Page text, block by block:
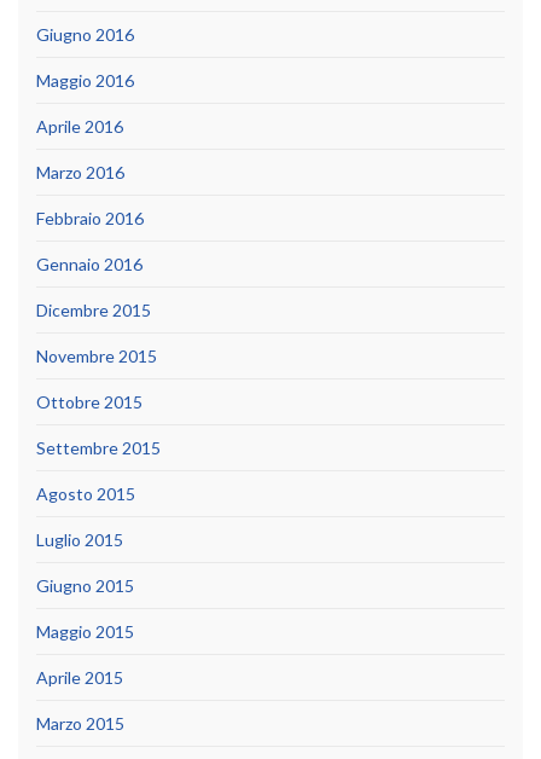
Giugno 2016
Maggio 2016
Aprile 2016
Marzo 2016
Febbraio 2016
Gennaio 2016
Dicembre 2015
Novembre 2015
Ottobre 2015
Settembre 2015
Agosto 2015
Luglio 2015
Giugno 2015
Maggio 2015
Aprile 2015
Marzo 2015